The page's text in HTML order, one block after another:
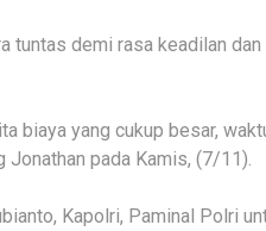
tuntas demi rasa keadilan
biaya yang cukup besar,
Jonathan pada Kamis, (7/11).
Kapolri, Paminal Polri